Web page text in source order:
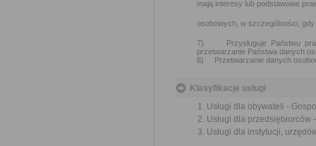
mają interesy lub podstawowe
osobowych, w szczególności,
7) Przysługuje Państwu
przetwarzanie Państwa danych
8) Przetwarzanie danych
Klasyfikacje usługi
Usługi dla obywateli -
Usługi dla przedsiębiorców
Usługi dla instytucji,